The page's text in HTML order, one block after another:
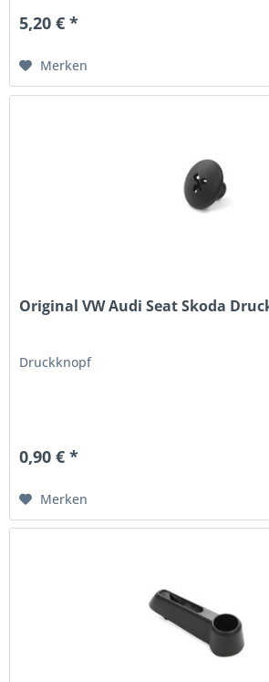
5,20 € *
Merken
Original VW Audi Seat Skoda
Druckknopf
0,90 € *
Merken